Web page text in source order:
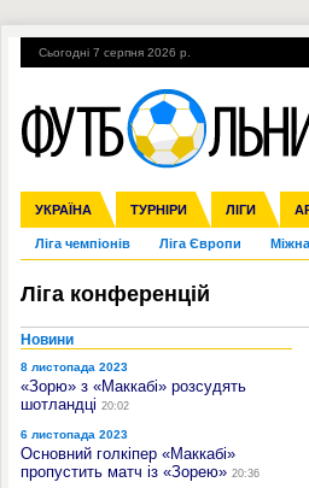
Сьогодні 7 серпня 2026 р.
УКРАЇНА ТУРНІРИ ЛІГИ
Збірна Прем'єр-ліга Перша ліга
Ліга чемпіонів Ліга Європи
Англія Іспанія Італія
ЧС-2014 ЄВРО-2016 Росія
Гарячі теми УПЛ, 1-й тур
Ліга конференцій
Новини
8 листопада 2023
«Зорю» з «Маккабі» розсудять
шотландці 20:02
6 листопада 2023
Основний голкіпер «Маккабі»
пропустить матч із «Зорею» 20:36